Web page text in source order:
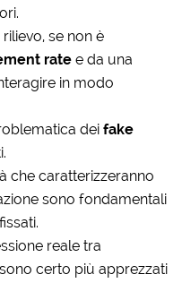
se non è
rate e da una
in modo
deifake
che caratterizzeranno
sono fondamentali
reale tra
certo più apprezzati